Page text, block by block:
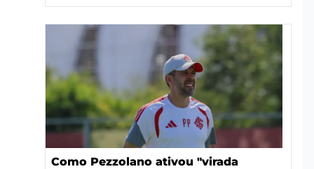
Como Pezzolano ativou "virada